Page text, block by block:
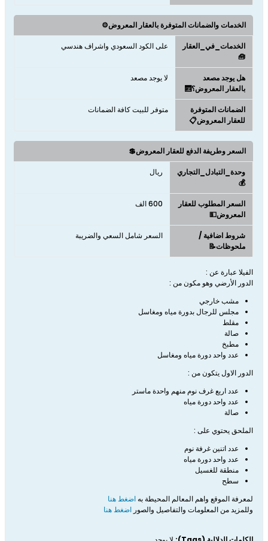
الخدمات والضمانات المتوفرة بالعقار المعروض⚙️
الخدمات_في_العقار
🧰
على الكود السعودي واشراف هندسي
هل يوجد مصعد
بالعقار المعروض؟🛗
لا يوجد مصعد
الضمانات المتوفرة
للعقار المعروض📋
متوفر للبيت كافة الضمانات
السعر وطريفة الدفع للعقار المعروض💲
وحدة_التبادل_التجاري
💰
ريال
السعر المطلوب للعقار
المعروض💵
600 الف
شروط اضافية /
ملحوظات📝
السعر شامل السعي والضريبة
الفيلا عبارة عن :
الدور الأرضي وهو مكون من :
مشب خارجي
مجلس للرجال بدورة مياه ومغاسل
مقلط
صالة
مطبخ
عدد واحد دورة مياه ومغاسل
الدور الاول يتكون من :
عدد اربع غرف نوم منهم واحدة ماستر
عدد واحد دورة مياه
صالة
الملحق يحتوي على :
عدد اتنين غرفة نوم
عدد واحد دورة مياه
منطقة للغسيل
سطح​
لمعرفة الموقع واهم المعالم المحيطة بهاضغط هنا
وللمزيد من المعلومات والتفاصيل والصور اضغط هنا​